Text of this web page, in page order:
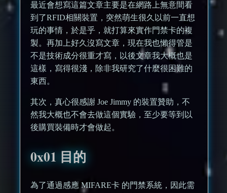
最近會想寫這篇文章主要是在網路上無意間看
到了RFID相關裝置，突然萌生很久以前一直想
玩的事情，於是乎，就打算來實作門禁卡的複
製。再加上好久沒寫文章，現在我也懶得管是
不是技術成分很重才寫，以後文章我大概也是
這樣，寫得很淺，除非我研究了什麼很困難的
東西。
其次，真心很感謝 Joe Jimmy 的裝置贊助，不
然我大概也不會去做這個實驗，至少要等到以
後購買裝備時才會做起。
0x01 目的
為了通過感應 MIFARE卡 的門禁系統，因此需